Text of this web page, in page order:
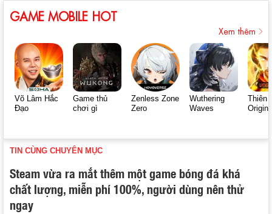
GAME MOBILE HOT
Xem thêm
Võ Lâm Hắc
Đạo
Game thủ
chơi gì
Zenless Zone
Zero
Wuthering
Waves
Thiên
Origin
TIN CÙNG CHUYÊN MỤC
Steam vừa ra mắt thêm một game bóng đá khá
chất lượng, miễn phí 100%, người dùng nên thử
ngay